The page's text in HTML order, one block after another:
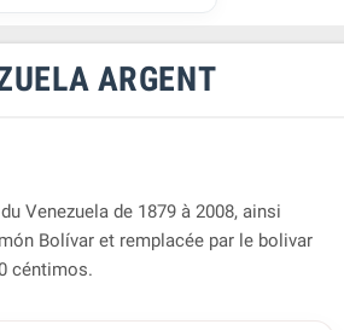
ARGENT
Venezuela de 1879 à 2008, ainsi
Bolívar et remplacée par le bolivar
céntimos.